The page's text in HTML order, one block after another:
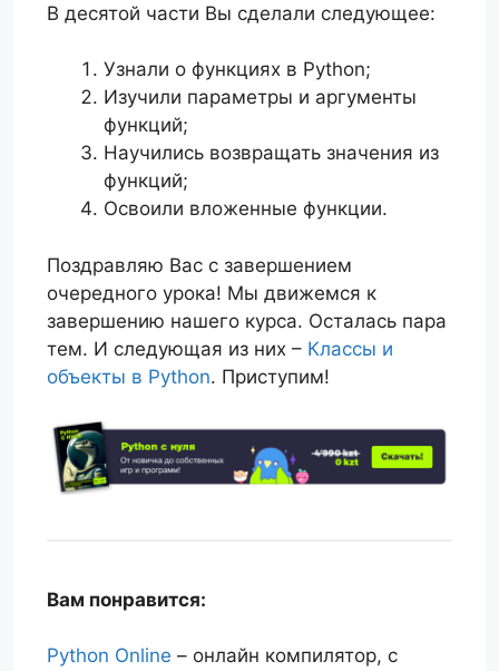
В десятой части Вы сделали следующее:
Узнали о функциях в Python;
Изучили параметры и аргументы
функций;
Научились возвращать значения из
функций;
Освоили вложенные функции.
Поздравляю Вас с завершением
очередного урока! Мы движемся к
завершению нашего курса. Осталась пара
тем. И следующая из них – Классы и
объекты в Python. Приступим!
Вам понравится:
Python Online – онлайн компилятор, с